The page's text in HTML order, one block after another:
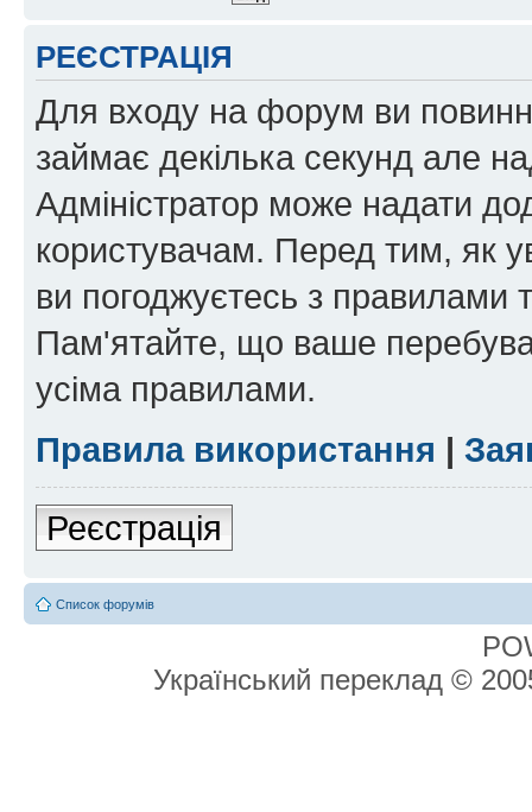
РЕЄСТРАЦІЯ
Для входу на форум ви
займає декілька секунд але
Адміністратор може надати
користувачам. Перед тим, як
ви погоджуєтесь з правилами
Пам'ятайте, що ваше
усіма правилами.
Правила використання |
Реєстрація
Список форумів
Український переклад ©